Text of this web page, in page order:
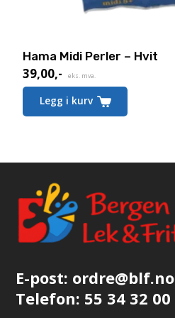
Hama Midi Perler – Hvit
39,00,- eks. mva.
Legg i kurv
E-post: ordre@blf.no
Telefon: 55 34 32 00